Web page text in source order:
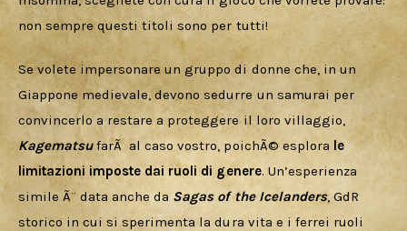
non sempre questi titoli sono per tutti!
Se volete impersonare un gruppo di donne che, in un
Giappone medievale, devono sedurre un samurai per
convincerlo a restare a proteggere il loro villaggio,
Kagematsu farÃ  al caso vostro, poichÃ© esplora le
limitazioni imposte dai ruoli di genere. Un’esperienza
simile Ã¨ data anche da Sagas of the Icelanders, GdR
storico in cui si sperimenta la dura vita e i ferrei ruoli